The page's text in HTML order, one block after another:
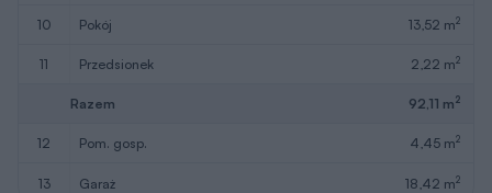
10 pokój 13,52 m2
11 przedsionek 2,22 m2
Razem 92,11 m2
12 pom. gosp. 4,45 m2
13 garaż 18,42 m2